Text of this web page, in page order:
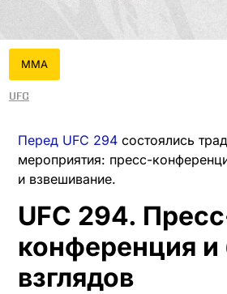
MMA
UFC
Перед UFC 294 состоялись
мероприятия: пресс-
и взвешивание.
UFC 294.
конференция и
взглядов